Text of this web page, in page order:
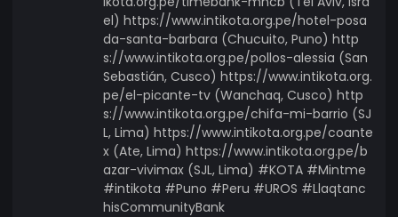
el) https://www.intikota.org.pe/hotel-posa
da-santa-barbara (Chucuito, Puno) http
s://www.intikota.org.pe/pollos-alessia (San
Sebastián, Cusco) https://www.intikota.org.
pe/el-picante-tv (Wanchaq, Cusco) http
s://www.intikota.org.pe/chifa-mi-barrio (SJ
L, Lima) https://www.intikota.org.pe/coante
x (Ate, Lima) https://www.intikota.org.pe/b
azar-vivimax (SJL, Lima) #KOTA #Mintme
#intikota #Puno #Peru #UROS #Llaqtanc
hisCommunityBank